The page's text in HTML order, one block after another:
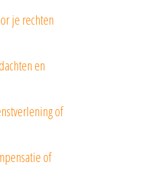
je rechten
en
of
of